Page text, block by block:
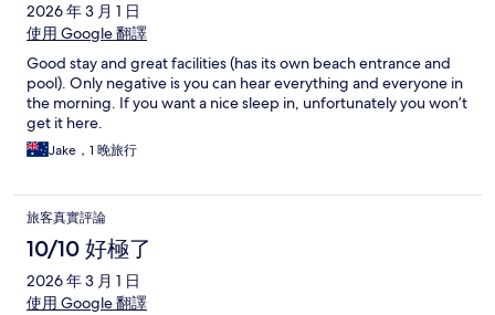
2026 年 3 月 1 日
使用 Google 翻譯
Good stay and great facilities (has its own beach entrance and
pool). Only negative is you can hear everything and everyone in
the morning. If you want a nice sleep in, unfortunately you won’t
get it here.
Jake，1 晚旅行
旅客真實評論
10/10 好極了
2026 年 3 月 1 日
使用 Google 翻譯